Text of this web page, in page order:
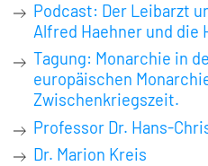
Podcast: Der Leibarzt
Alfred Haehner und die
Tagung: Monarchie in
europäischen
Zwischenkriegszeit.
Professor Dr. Hans-
Dr. Marion Kreis